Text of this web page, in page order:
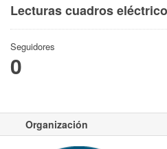
Lecturas cuadros
Seguidores
0
Organización